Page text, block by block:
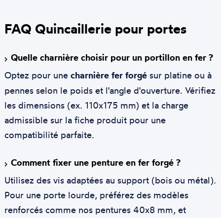
FAQ Quincaillerie pour portes
Quelle charnière choisir pour un portillon en fer ?
Optez pour une charnière fer forgésur platine ou à
pennes selon le poids et l'angle d'ouverture. Vérifiez
les dimensions (ex. 110x175 mm) et la charge
admissible sur la fiche produit pour une
compatibilité parfaite.
Comment fixer une penture en fer forgé ?
Utilisez des vis adaptées au support (bois ou métal).
Pour une porte lourde, préférez des modèles
renforcés comme nos pentures 40x8 mm, et